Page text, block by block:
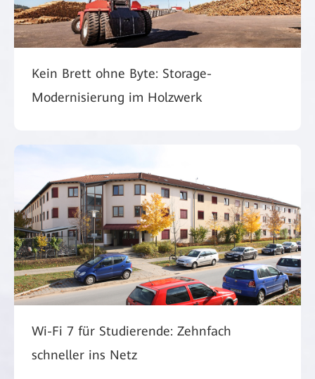
Kein Brett ohne Byte: Storage-
Modernisierung im Holzwerk
Wi-Fi 7 für Studierende: Zehnfach
schneller ins Netz